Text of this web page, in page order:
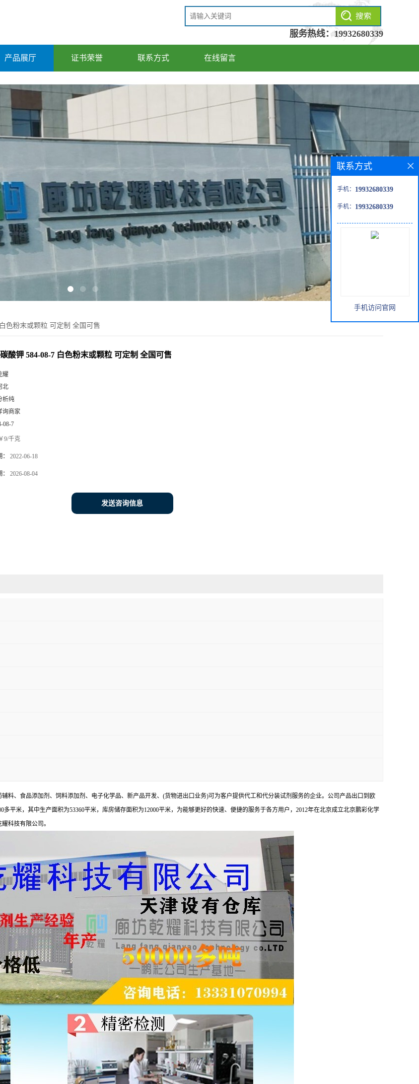
服务热线：19932680339
产品展厅 证书荣誉 联系方式 在线留言
色粉末或颗粒 可定制 全国可售
酸钾 584-08-7 白色粉末或颗粒 可定制 全国可售
耀
北
析纯
询商家
08-7
9/千克
2022-06-18
2026-08-04
发送咨询信息
料、食品添加剂、饲料添加剂、电子化学品、新产品开发、(货物进出口业务)可为客户提供代工和代分装试剂服务的企业。公司产品出口到欧
平米，其中生产面积为53360平米，库房储存面积为12000平米，为能够更好的快速、便捷的服务于各方用户，2012年在北京成立北京鹏彩化学
科技有限公司。
联系方式
手机： 19932680339
手机： 19932680339
手机访问官网